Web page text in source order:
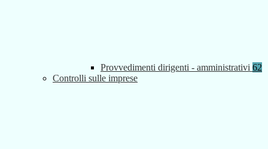
Provvedimenti dirigenti - amministrativi 62
Controlli sulle imprese